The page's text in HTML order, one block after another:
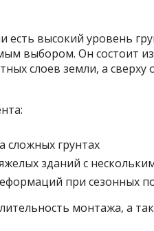
есть высокий уровень
выбором. Он состоит
слоев земли, а сверху
сложных грунтах
зданий с
при сезонных
монтажа, а